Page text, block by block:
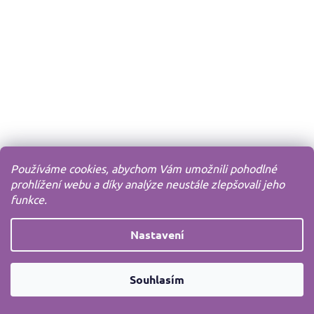
Používáme cookies, abychom Vám umožnili pohodlné
prohlížení webu a díky analýze neustále zlepšovali jeho
funkce.
Nastavení
Souhlasím